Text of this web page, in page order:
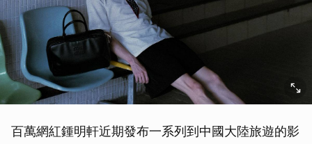
百萬網紅鍾明軒近期發布一系列到中國大陸旅遊的影